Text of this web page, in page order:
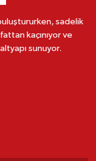
sadelik
kaçınıyor ve
sunuyor.